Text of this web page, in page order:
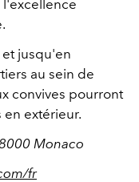
l'excellence
et jusqu'en
au sein de
convives pourront
extérieur.
Monaco
fr